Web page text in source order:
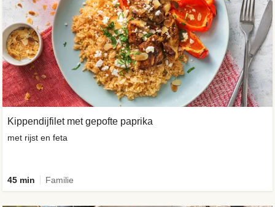
Kippendijfilet met gepofte paprika
met rijst en feta
45 min Familie